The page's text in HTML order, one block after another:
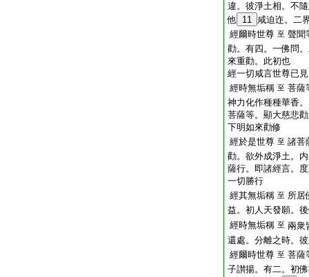
違。彼淨土相。不
他
11 咸迫迮。二
經爾時世尊 至 聲聞
勸。有四。一佛問
來重勸。此初也
經一切咸言世尊已
經時無垢稱 至 菩薩
神力化作種種華香
菩薩等。顯大慈悲
下明如來勸修
經於是世尊 至 諸菩
勸。欲外成淨土。
薩行。即諸經言。
一切勝行
經其無垢稱 至 所
益。初人天發願。
經時無垢稱 至 兩衆
還處。分離之時。
經爾時世尊 至 菩薩
子讃揚。有二。初